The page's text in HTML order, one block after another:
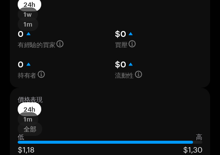
24h
1w
1m
0
有經驗的買家
$0
買壓
0
持有者
$0
流動性
價格表現
24h
1m
全部
低
高
$1,18 $1,30